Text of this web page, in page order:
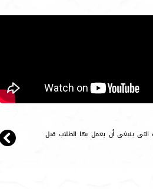
التى ينبغى أن يعمل بها الطلاب قبل